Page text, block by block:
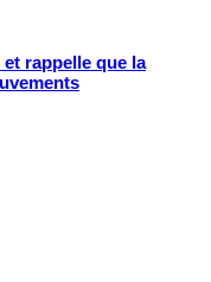
rappelle que la